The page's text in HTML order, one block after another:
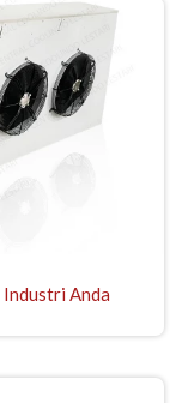
Industri Anda